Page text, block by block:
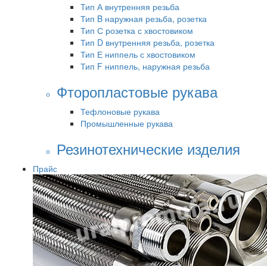
Тип А внутренняя резьба
Тип B наружная резьба, розетка
Тип С розетка с хвостовиком
Тип D внутренняя резьба, розетка
Тип Е ниппель с хвостовиком
Тип F ниппель, наружная резьба
Фторопластовые рукава
Тефлоновые рукава
Промышленные рукава
Резинотехнические изделия
Прайс